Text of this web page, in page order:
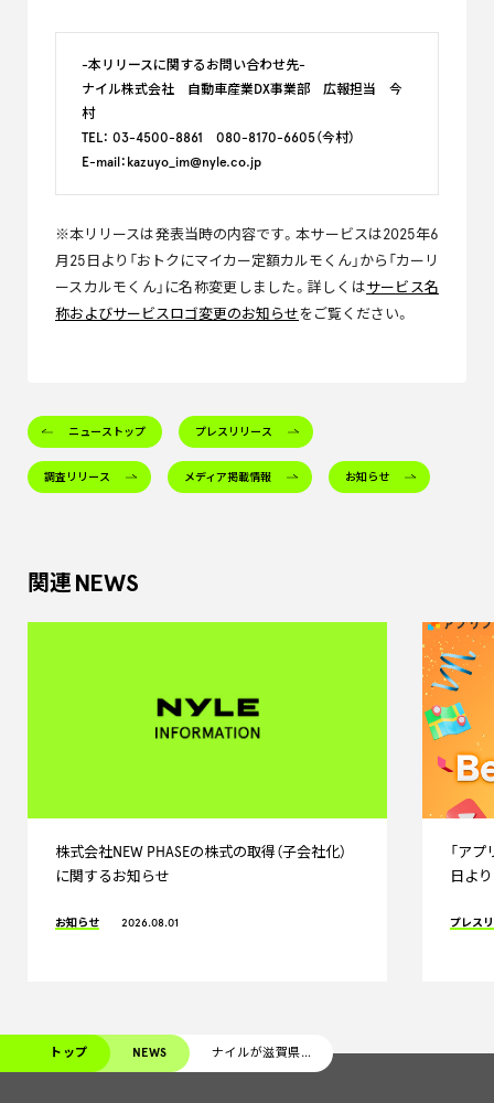
-本リリースに関するお問い合わせ先-
ナイル株式会社 自動車産業DX事業部 広報担当 今
村
TEL： 03-4500-8861 080-8170-6605（今村）
E-mail：kazuyo_im@nyle.co.jp
※本リリースは発表当時の内容です。本サービスは2025年6
月25日より「おトクにマイカー定額カルモくん」から「カーリ
ースカルモくん」に名称変更しました。詳しくはサービス名
称およびサービスロゴ変更のお知らせ をご覧ください。
ニューストップ プレスリリース
調査リリース メディア掲載情報 お知らせ
関連 NEWS
株式会社NEW PHASEの株式の取得（子会社化）
に関するお知らせ
お知らせ 2026.08.01
「ア
日よ
プレス
トップ NEWS ナイルが滋賀県の「交通安全対策推進事業」へ寄附